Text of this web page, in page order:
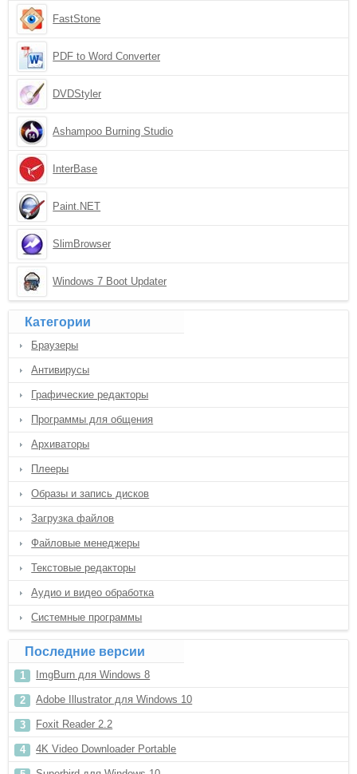
FastStone
PDF to Word Converter
DVDStyler
Ashampoo Burning Studio
InterBase
Paint.NET
SlimBrowser
Windows 7 Boot Updater
Категории
Браузеры
Антивирусы
Графические редакторы
Программы для общения
Архиваторы
Плееры
Образы и запись дисков
Загрузка файлов
Файловые менеджеры
Текстовые редакторы
Аудио и видео обработка
Системные программы
Последние версии
ImgBurn для Windows 8
Adobe Illustrator для Windows 10
Foxit Reader 2.2
4K Video Downloader Portable